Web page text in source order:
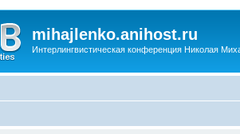
mihajlenko.anihost.ru
Интерлингвистическая конференция Николая